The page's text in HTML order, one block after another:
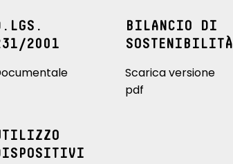
2001
BILANCIO DI
SOSTENIBILITÀ
Scarica versione
pdf